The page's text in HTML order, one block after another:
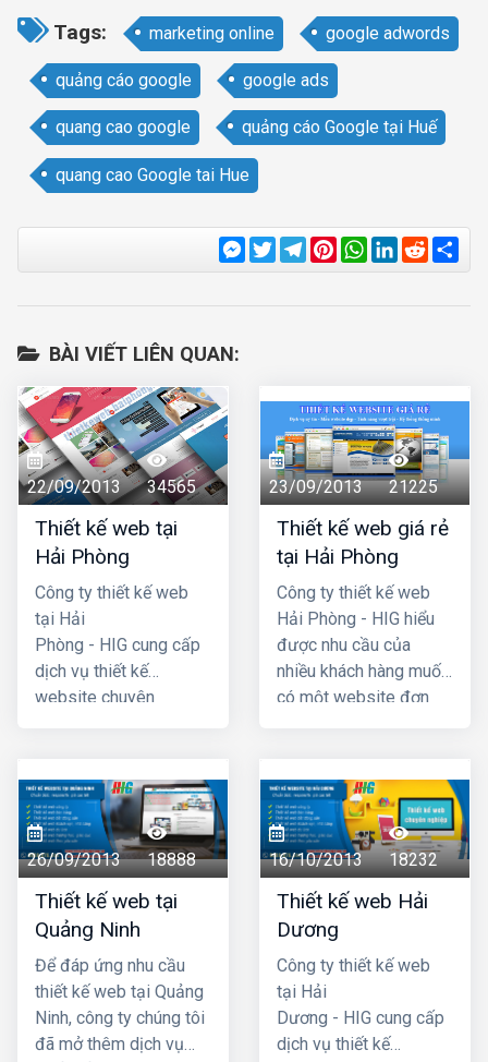
Tags: marketing online google adwords
quảng cáo google google ads
quang cao google quảng cáo Google tại Huế
quang cao Google tai Hue
Messenger
TwitterTelegram
Pinterest
WhatsApp
LinkedIn
Reddit
BÀI VIẾT LIÊN QUAN:
22/09/2013 34565
Thiết kế web tại
Hải Phòng
Công ty thiết kế web
tại Hải
Phòng - HIG cung cấp
dịch vụ thiết kế
website chuyên
kế web hợp lý, giá cả
cạnh tranh nhất. Công
ty chúng tôi có đội ngũ
lập trình nhiều kinh
nhgiệm, đội ngũ tư vấn
am hiểu nhiệt tình với
khách hàng. Mã
nguồn website dùng
thiết kế được chúng tôi
tự phát triển có độ bảo
mật cao, dễ dàng sử
23/09/2013 21225
Thiết kế web giá rẻ
tại Hải Phòng
Công ty thiết kế web
Hải Phòng - HIG hiểu
được nhu cầu của
nhiều khách hàng muốn
có một website đơn
đưa ra chương trình
thiết kế website giá rẻ
tại hải phòng chỉ với
4 triệu -> 5 triệu đồng
(trọn gói đã bao gồm
tên miền .com +
hosting + chứng thực
tên miền SSL) là quý
khách đã có một
website hoàn chỉnh
đưa vào hoạt động
26/09/2013 18888
Thiết kế web tại
Quảng Ninh
Để đáp ứng nhu cầu
thiết kế web tại Quảng
Ninh, công ty chúng tôi
đã mở thêm dịch vụ
16/10/2013 18232
Thiết kế web Hải
Dương
Công ty thiết kế web
tại Hải
Dương - HIG cung cấp
dịch vụ thiết kế